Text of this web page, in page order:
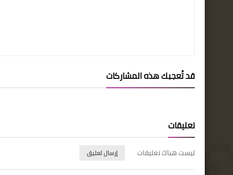
قد تُعجبك هذه المشاركات
تعليقات
ليست هناك تعليقات إرسال تعليق